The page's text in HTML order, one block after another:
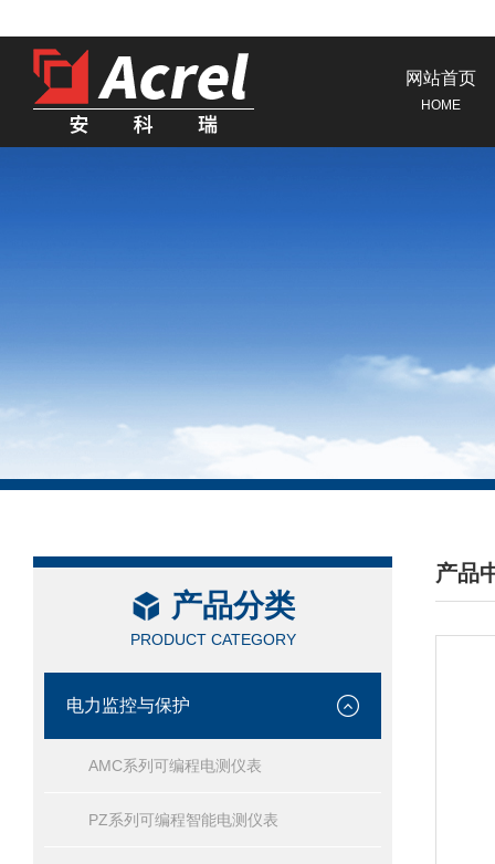
网站首页
HOME
产品分类
PRODUCT CATEGORY
电力监控与保护
AMC系列可编程电测仪表
PZ系列可编程智能电测仪表
产品
/